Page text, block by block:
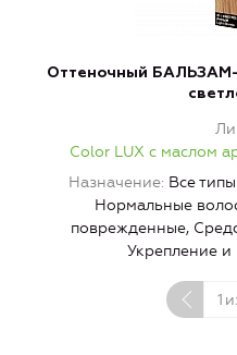
Оттеночный
Color LUX с маслом
Назначение Все
Нормальные
поврежденные,
Укрепление и
1